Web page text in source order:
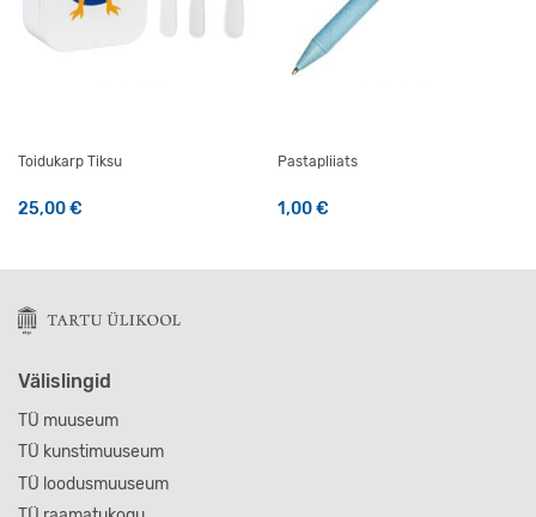
Toidukarp Tiksu
25,00€
Pastapliiats
1,00€
Välislingid
TÜ muuseum
TÜ kunstimuuseum
TÜ loodusmuuseum